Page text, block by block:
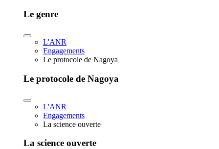
Le genre
L'ANR
Engagements
Le protocole de Nagoya
Le protocole de Nagoya
L'ANR
Engagements
La science ouverte
La science ouverte